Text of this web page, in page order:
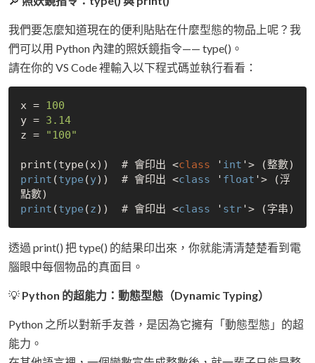
我們要怎麼知道現在的便利貼貼在什麼型態的物品上呢？我
們可以用 Python 內建的照妖鏡指令—— type()。
請在你的 VS Code 裡輸入以下程式碼並執行看看：
x = 100
y = 3.14
z =
"100"
print(type(x))  # 會印出 <class ' int
print (type (y))  # 會印出 <class ' float '> (浮
print (type (z))  # 會印出 <class ' str
透過 print() 把 type() 的結果印出來，你就能清清楚楚看到電
腦眼中每個物品的真面目。
💡 Python 的超能力：動態型態（Dynamic Typing）
Python 之所以對新手友善，是因為它擁有「動態型態」的超
能力。